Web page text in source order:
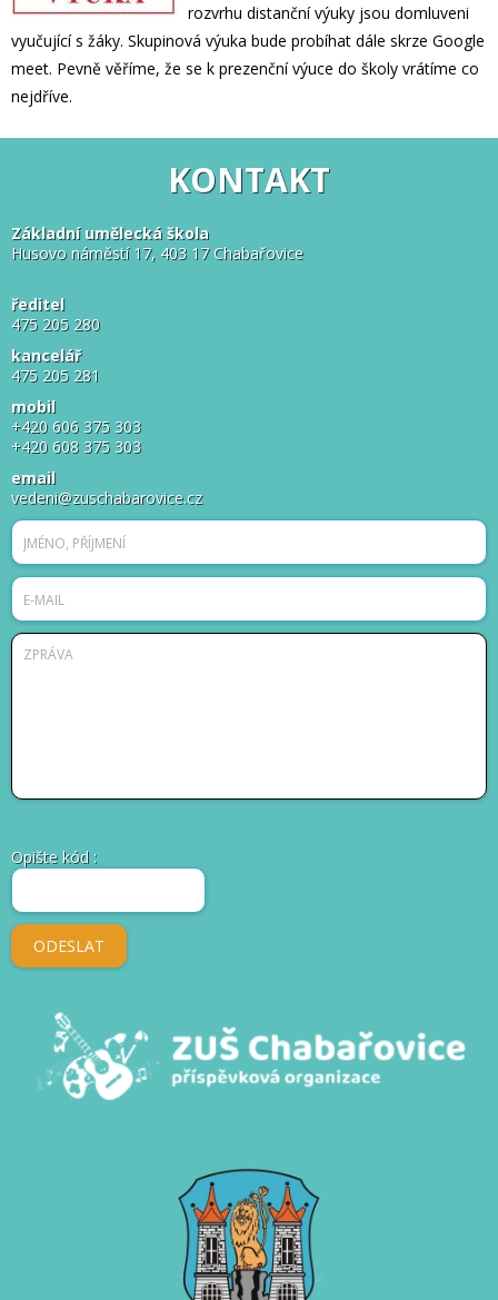
rozvrhu distanční výuky jsou domluveni
vyučující s žáky. Skupinová výuka bude probíhat dále skrze Google
meet. Pevně věříme, že se k prezenční výuce do školy vrátíme co
nejdříve.
KONTAKT
Základní umělecká škola
Husovo náměstí 17, 403 17 Chabařovice
ředitel
475 205 280
kancelář
475 205 281
mobil
+420 606 375 303
+420 608 375 303
email
vedeni@zuschabarovice.cz
Opište kód :